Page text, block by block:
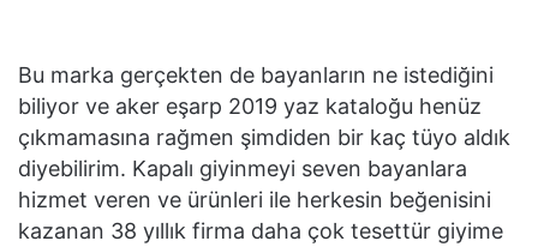
Bu marka gerçekten de bayanların ne istediğini
biliyor ve aker eşarp 2019 yaz kataloğu henüz
çıkmamasına rağmen şimdiden bir kaç tüyo aldık
diyebilirim. Kapalı giyinmeyi seven bayanlara
hizmet veren ve ürünleri ile herkesin beğenisini
kazanan 38 yıllık firma daha çok tesettür giyime